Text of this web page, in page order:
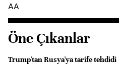
AA
Öne Çıkanlar
Trump'tan Rusya'ya tarife tehdidi